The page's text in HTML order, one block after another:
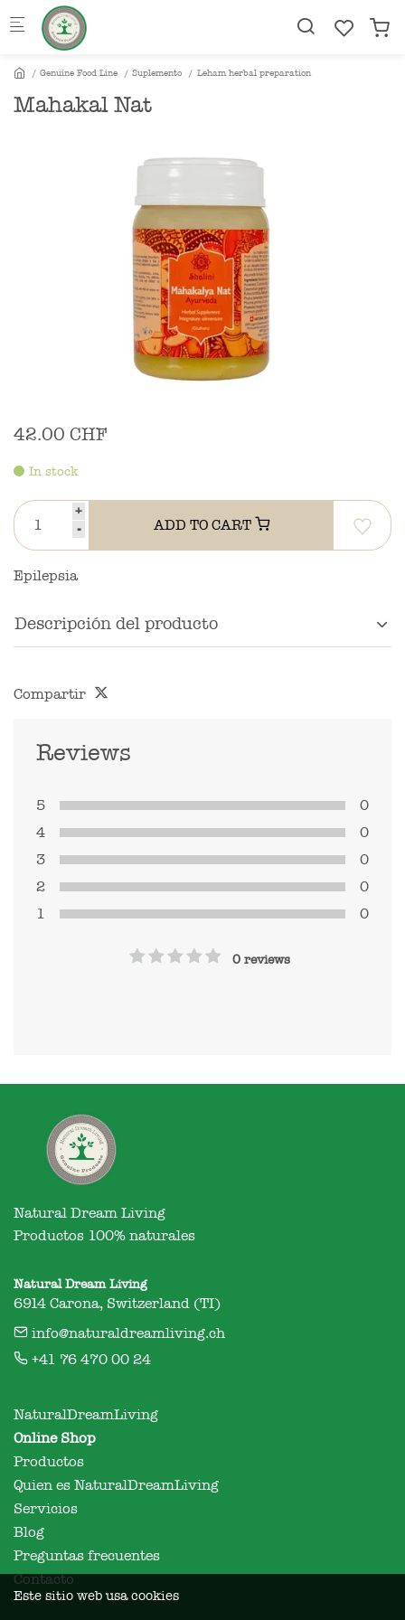
Skip to main content
Genuine Food Line Suplemento Leham herbal preparation
Mahakal Nat
42.00 CHF
In stock
+
-
ADD TO CART
Epilepsia
Descripción del producto
Compartir
Reviews
5
0
4
0
3
0
2
0
1
0
0 reviews
Natural Dream Living
Productos 100% naturales
Natural Dream Living
6914 Carona, Switzerland (TI)
info@naturaldreamliving.ch
+41 76 470 00 24
NaturalDreamLiving
Online Shop
Productos
Quien es NaturalDreamLiving
Servicios
Blog
Preguntas frecuentes
Contacto
Este sitio web usa cookies